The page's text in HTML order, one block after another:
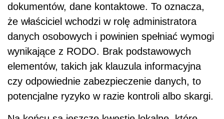
dokumentów, dane kontaktowe. To oznacza,
że właściciel wchodzi w rolę administratora
danych osobowych i powinien spełniać wymogi
wynikające z RODO. Brak podstawowych
elementów, takich jak klauzula informacyjna
czy odpowiednie zabezpieczenie danych, to
potencjalne ryzyko w razie kontroli albo skargi.